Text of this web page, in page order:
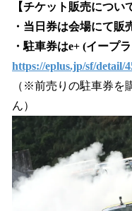
【チケット販売につい
・当日券は会場にて販
・駐車券はe+ (イープ
https://eplus.jp/sf/detail/
（※前売りの駐車券を
ん）